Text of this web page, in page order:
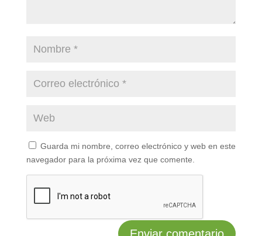
Guarda mi nombre, correo electrónico y web en este
navegador para la próxima vez que comente.